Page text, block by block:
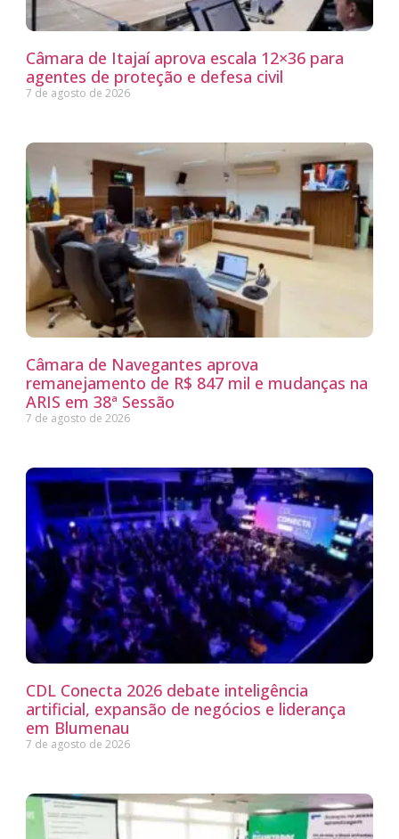
Câmara de Itajaí aprova escala 12×36 para
agentes de proteção e defesa civil
7 de agosto de 2026
Câmara de Navegantes aprova
remanejamento de R$ 847 mil e mudanças na
ARIS em 38ª Sessão
7 de agosto de 2026
CDL Conecta 2026 debate inteligência
artificial, expansão de negócios e liderança
em Blumenau
7 de agosto de 2026